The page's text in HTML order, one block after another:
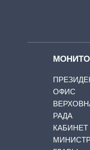
ОФИС
РАДА
КАБИНЕТ